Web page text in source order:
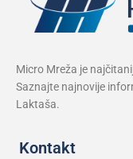
Micro Mreža je
Saznajte najnovije
Laktaša.
Kontakt